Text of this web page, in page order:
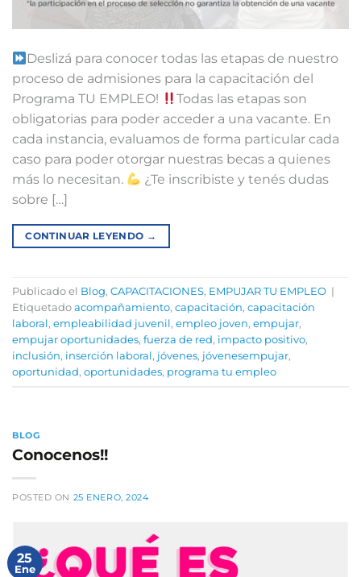
Deslizá para conocer todas las etapas de nuestro
proceso de admisiones para la capacitación del
Programa TU EMPLEO!
Todas las etapas son
obligatorias para poder acceder a una vacante. En
cada instancia, evaluamos de forma particular cada
caso para poder otorgar nuestras becas a quienes
más lo necesitan.
¿Te inscribiste y tenés dudas
sobre […]
CONTINUAR LEYENDO →
Publicado el Blog, CAPACITACIONES, EMPUJAR TU EMPLEO |
Etiquetado acompañamiento, capacitación, capacitación
laboral, empleabilidad juvenil, empleo joven, empujar,
empujar oportunidades, fuerza de red, impacto positivo,
inclusión, inserción laboral, jóvenes, jóvenesempujar,
oportunidad, oportunidades, programa tu empleo
BLOG
Conocenos!!
POSTED ON 25 ENERO, 2024
25
Ene